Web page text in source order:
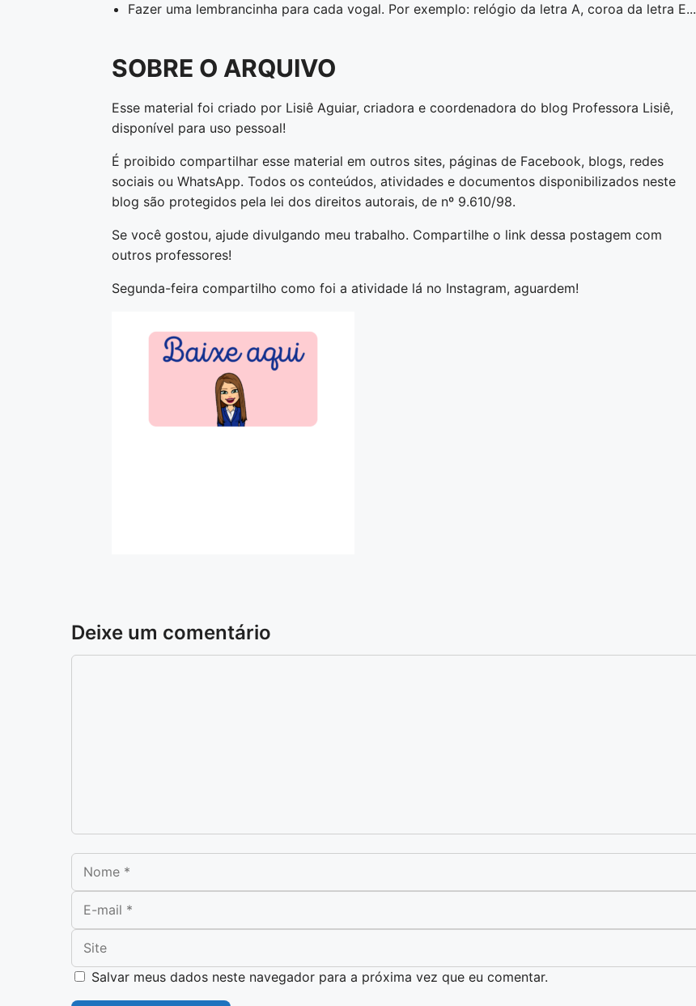
Fazer uma lembrancinha para cada vogal. Por exemplo: relógio da letra A, coroa da letra E...
SOBRE O ARQUIVO
Esse material foi criado por Lisiê Aguiar, criadora e coordenadora do blog Professora Lisiê,
disponível para uso pessoal!
É proibido compartilhar esse material em outros sites, páginas de Facebook, blogs, redes
sociais ou WhatsApp. Todos os conteúdos, atividades e documentos disponibilizados neste
blog são protegidos pela lei dos direitos autorais, de nº 9.610/98.
Se você gostou, ajude divulgando meu trabalho. Compartilhe o link dessa postagem com
outros professores!
Segunda-feira compartilho como foi a atividade lá no Instagram, aguardem!
Deixe um comentário
Comentário
Nome
E-mail
Site
Salvar meus dados neste navegador para a próxima vez que eu comentar.